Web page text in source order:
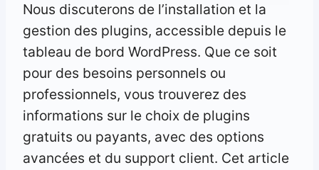
Nous discuterons de l’installation et la
gestion des plugins, accessible depuis le
tableau de bord WordPress. Que ce soit
pour des besoins personnels ou
professionnels, vous trouverez des
informations sur le choix de plugins
gratuits ou payants, avec des options
avancées et du support client. Cet article